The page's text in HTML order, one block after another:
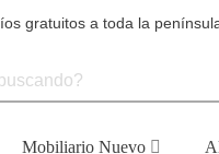
gratuitos a toda la
Mobiliario Nuevo